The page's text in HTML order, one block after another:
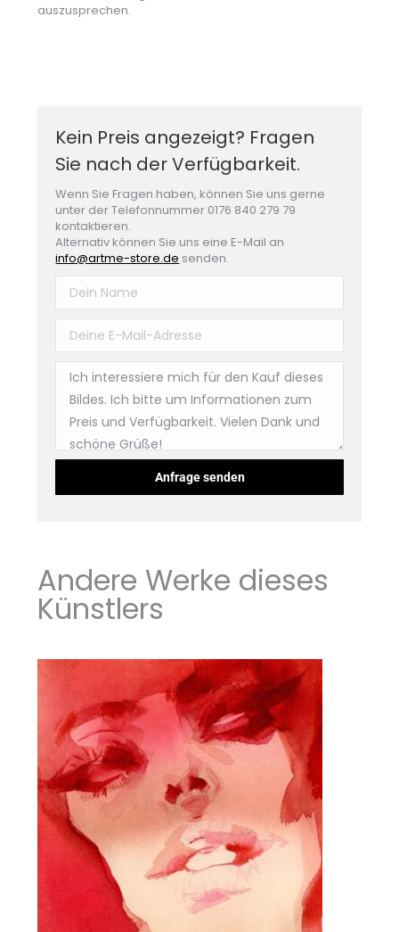
auszusprechen.
Kein Preis angezeigt? Fragen
Sie nach der Verfügbarkeit.
Wenn Sie Fragen haben, können Sie uns gerne
unter der Telefonnummer 0176 840 279 79
kontaktieren.
Alternativ können Sie uns eine E-Mail an
info@artme-store.de senden.
Andere Werke dieses
Künstlers